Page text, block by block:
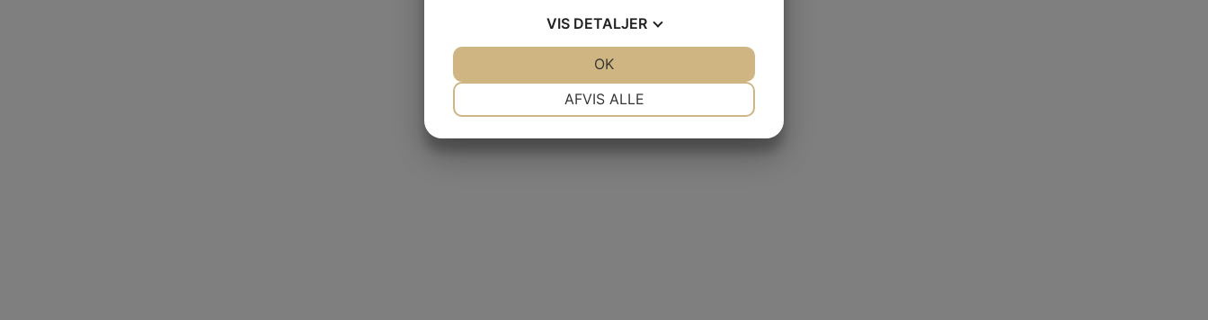
VIS DETALJER
AFVIS ALLE
OK